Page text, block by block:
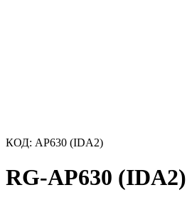
КОД: AP630 (IDA2)
RG-AP630 (IDA2)